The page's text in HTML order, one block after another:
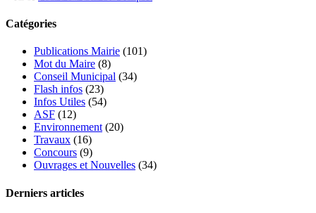
Catégories
Publications Mairie (101)
Mot du Maire (8)
Conseil Municipal (34)
Flash infos (23)
Infos Utiles (54)
ASF (12)
Environnement (20)
Travaux (16)
Concours (9)
Ouvrages et Nouvelles (34)
Derniers articles